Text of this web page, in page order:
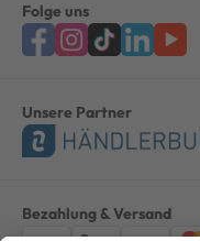
Folge uns
Unsere Partner
Bezahlung & Versand